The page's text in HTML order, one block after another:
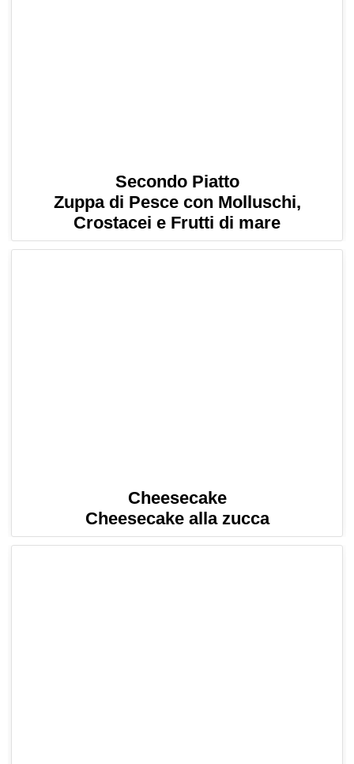
Secondo Piatto
Zuppa di Pesce con Molluschi,
Crostacei e Frutti di mare
Cheesecake
Cheesecake alla zucca